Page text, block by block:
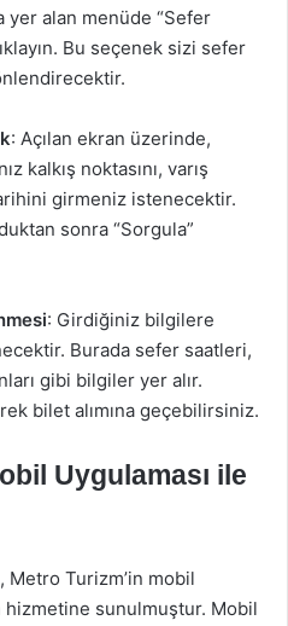
yer alan menüde “Sefer
Bu seçenek sizi sefer
: Açılan ekran üzerinde,
kalkış noktasını, varış
girmeniz istenecektir.
sonra “Sorgula”
: Girdiğiniz bilgilere
Burada sefer saatleri,
gibi bilgiler yer alır.
bilet alımına geçebilirsiniz.
Uygulaması ile
Turizm’in mobil
hizmetine sunulmuştur. Mobil